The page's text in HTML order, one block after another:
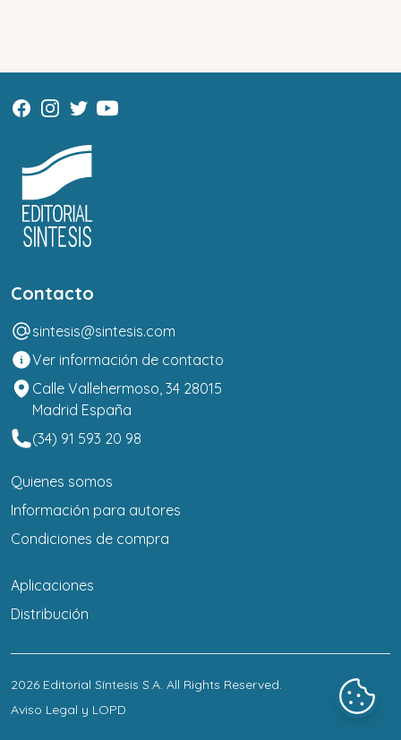
Contacto
sintesis@sintesis.com
Ver información de contacto
Calle Vallehermoso, 34 28015
Madrid España
(34) 91 593 20 98
Quienes somos
Información para autores
Condiciones de compra
Aplicaciones
Distribución
2026 Editorial Síntesis S.A. All Rights Reserved.
Aviso Legal y LOPD